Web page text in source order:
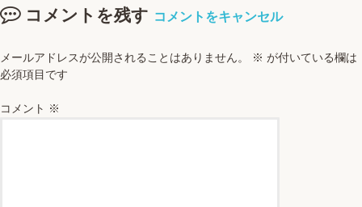
コメントを残す コメントをキャンセル
メールアドレスが公開されることはありません。 ※ が付いている欄は
必須項目です
コメント ※